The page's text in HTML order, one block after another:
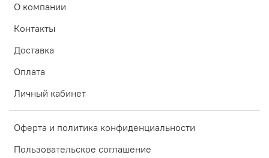
О компании
Контакты
Доставка
Оплата
Личный кабинет
Оферта и политика конфиденциальности
Пользовательское соглашение